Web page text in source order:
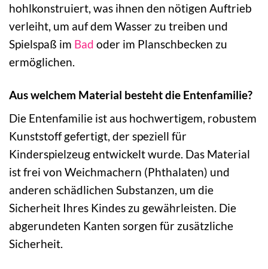
hohlkonstruiert, was ihnen den nötigen Auftrieb
verleiht, um auf dem Wasser zu treiben und
Spielspaß im Bad oder im Planschbecken zu
ermöglichen.
Aus welchem Material besteht die Entenfamilie?
Die Entenfamilie ist aus hochwertigem, robustem
Kunststoff gefertigt, der speziell für
Kinderspielzeug entwickelt wurde. Das Material
ist frei von Weichmachern (Phthalaten) und
anderen schädlichen Substanzen, um die
Sicherheit Ihres Kindes zu gewährleisten. Die
abgerundeten Kanten sorgen für zusätzliche
Sicherheit.